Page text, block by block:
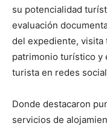
su potencialidad
evaluación
del expediente, visita
patrimonio turístico y
turista en redes
Donde destacaron
servicios de